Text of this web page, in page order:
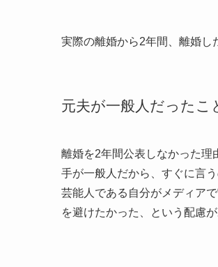
実際の離婚から2年間、離婚し
元夫が一般人だったこ
離婚を2年間公表しなかった理
手が一般人だから、すぐに言
芸能人である自分がメディア
を避けたかった、という配慮が